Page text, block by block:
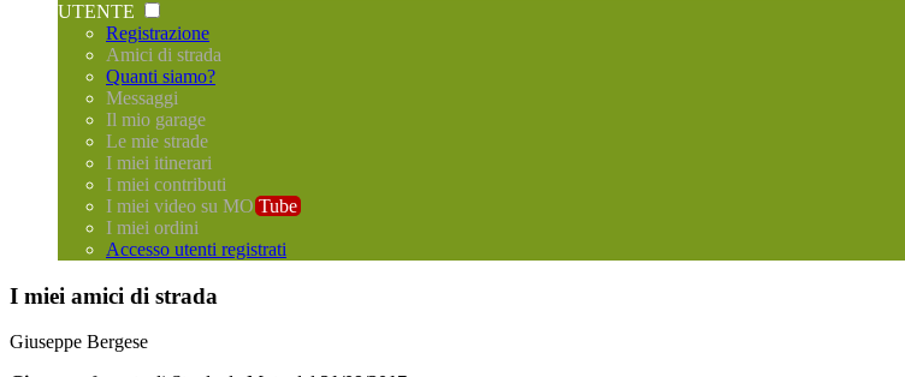
UTENTE
Registrazione
Amici di strada
Quanti siamo?
Messaggi
Il mio garage
Le mie strade
I miei itinerari
I miei contributi
I miei video su MO Tube
I miei ordini
Accesso utenti registrati
I miei amici di strada
Giuseppe Bergese